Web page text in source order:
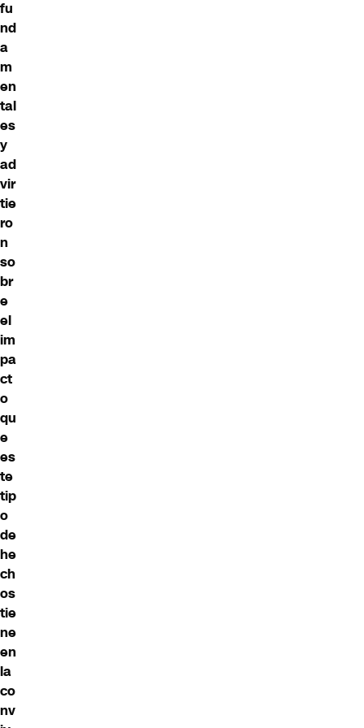
fu
nd
a
m
en
tal
es
y
ad
vir
tie
ro
n
so
br
e
el
im
pa
ct
o
qu
e
es
te
tip
o
de
he
ch
os
tie
ne
en
la
co
nv